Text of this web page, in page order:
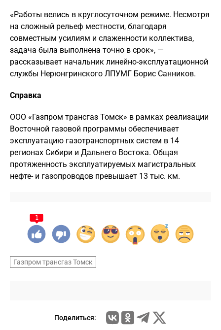
«Работы велись в круглосуточном режиме. Несмотря
на сложный рельеф местности, благодаря
совместным усилиям и слаженности коллектива,
задача была выполнена точно в срок», —
рассказывает начальник линейно-эксплуатационной
службы Нерюнгринского ЛПУМГ Борис Санников.
Справка
ООО «Газпром трансгаз Томск» в рамках реализации
Восточной газовой программы обеспечивает
эксплуатацию газотранспортных систем в 14
регионах Сибири и Дальнего Востока. Общая
протяженность эксплуатируемых магистральных
нефте- и газопроводов превышает 13 тыс. км.
1
Газпром трансгаз Томск
Поделиться: